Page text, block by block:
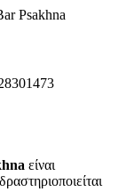
Psakhna
είναι